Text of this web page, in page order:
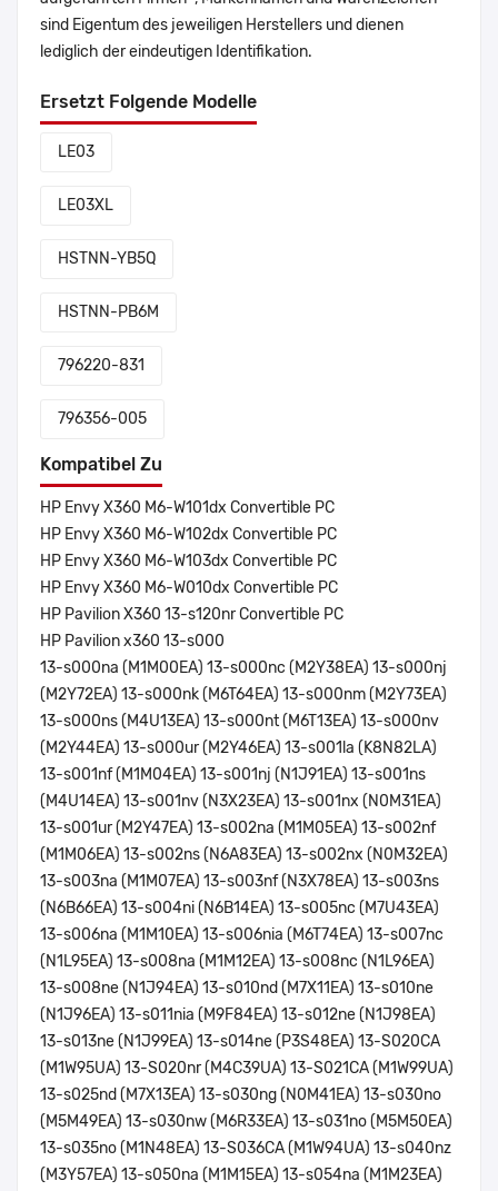
sind Eigentum des jeweiligen Herstellers und dienen
lediglich der eindeutigen Identifikation.
Ersetzt Folgende Modelle
LE03
LE03XL
HSTNN-YB5Q
HSTNN-PB6M
796220-831
796356-005
Kompatibel Zu
HP Envy X360 M6-W101dx Convertible PC
HP Envy X360 M6-W102dx Convertible PC
HP Envy X360 M6-W103dx Convertible PC
HP Envy X360 M6-W010dx Convertible PC
HP Pavilion X360 13-s120nr Convertible PC
HP Pavilion x360 13-s000
13-s000na (M1M00EA) 13-s000nc (M2Y38EA) 13-s000nj
(M2Y72EA) 13-s000nk (M6T64EA) 13-s000nm (M2Y73EA)
13-s000ns (M4U13EA) 13-s000nt (M6T13EA) 13-s000nv
(M2Y44EA) 13-s000ur (M2Y46EA) 13-s001la (K8N82LA)
13-s001nf (M1M04EA) 13-s001nj (N1J91EA) 13-s001ns
(M4U14EA) 13-s001nv (N3X23EA) 13-s001nx (N0M31EA)
13-s001ur (M2Y47EA) 13-s002na (M1M05EA) 13-s002nf
(M1M06EA) 13-s002ns (N6A83EA) 13-s002nx (N0M32EA)
13-s003na (M1M07EA) 13-s003nf (N3X78EA) 13-s003ns
(N6B66EA) 13-s004ni (N6B14EA) 13-s005nc (M7U43EA)
13-s006na (M1M10EA) 13-s006nia (M6T74EA) 13-s007nc
(N1L95EA) 13-s008na (M1M12EA) 13-s008nc (N1L96EA)
13-s008ne (N1J94EA) 13-s010nd (M7X11EA) 13-s010ne
(N1J96EA) 13-s011nia (M9F84EA) 13-s012ne (N1J98EA)
13-s013ne (N1J99EA) 13-s014ne (P3S48EA) 13-S020CA
(M1W95UA) 13-S020nr (M4C39UA) 13-S021CA (M1W99UA)
13-s025nd (M7X13EA) 13-s030ng (N0M41EA) 13-s030no
(M5M49EA) 13-s030nw (M6R33EA) 13-s031no (M5M50EA)
13-s035no (M1N48EA) 13-S036CA (M1W94UA) 13-s040nz
(M3Y57EA) 13-s050na (M1M15EA) 13-s054na (M1M23EA)